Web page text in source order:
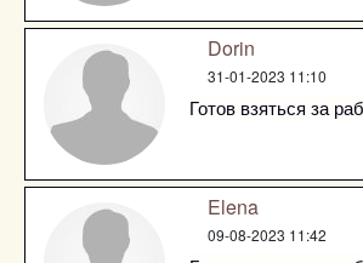
Dorin
31-01-2023 11:10
Готов взяться за
Elena
09-08-2023 11:42